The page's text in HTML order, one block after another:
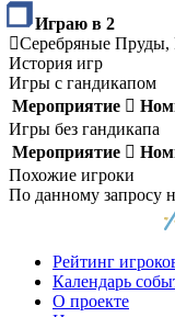
Играю в 2
Серебряные Пруды,
История игр
Игры с гандикапом
Мероприятие
Игры без гандикапа
Мероприятие
Похожие игроки
По данному запросу
Рейтинг
Календарь
О проекте